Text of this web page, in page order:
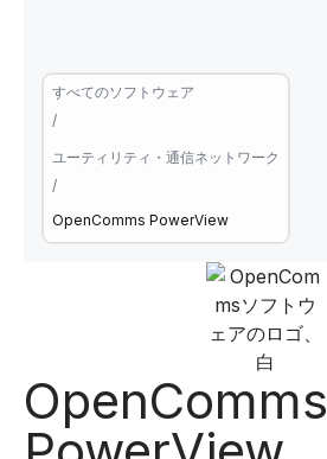
すべてのソフトウェア
/
ユーティリティ・通信ネットワーク
/
OpenComms PowerView
OpenComms